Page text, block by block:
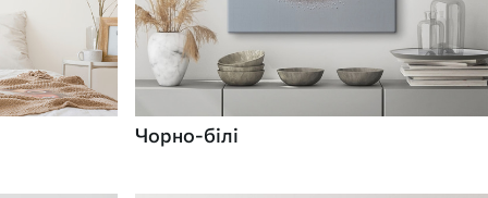
Чорно-білі